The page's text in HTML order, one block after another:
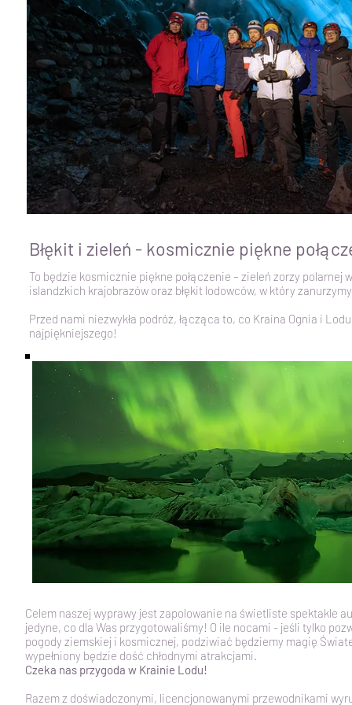
Błękit i zieleń - kosmicznie piękne
To będzie kosmicznie piękne połączenie – zieleń zorzy polarnej
islandzkich krajobrazów oraz błękit lodowców, w który
Przed nami niezwykła podróż, łącząca to, co Kraina Ognia i
najpiękniejszego!
Celem naszej wyprawy jest zapolowanie na świetliste spektakle
jedyne, co dla Was przygotowaliśmy! O ile nocami - jeśli tylko
pogody ziemskiej i kosmicznej, podziwiać będziemy magię
wypełniony będzie dość chłodnymi atrakcjami.
Czeka nas przygoda w Krainie Lodu!
Razem z doświadczonymi, licencjonowanymi przewodnikami